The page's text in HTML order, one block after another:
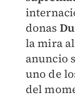
donas
la mira
anuncio
uno de
del